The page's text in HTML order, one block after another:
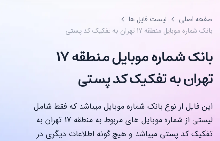
صفحه اصلی
لیست فایل ها
بانک شماره موبایل منطقه 17 تهران به تفکیک کد پستی
بانک شماره موبایل منطقه 17
تهران به تفکیک کد پستی
این فایل از نوع بانک شماره موبایل میباشد که فقط شامل
لیستی از شماره موبایل های مربوط به منطقه 17 تهران به
تفکیک کد پستی میباشد و هیچ گونه اطلاعات دیگری در